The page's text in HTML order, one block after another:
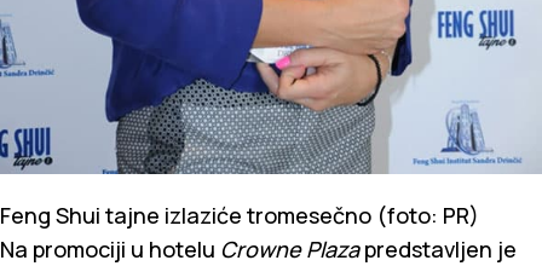
Feng Shui tajne izlaziće tromesečno (foto: PR)
Na promociji u hotelu Crowne Plazapredstavljen je